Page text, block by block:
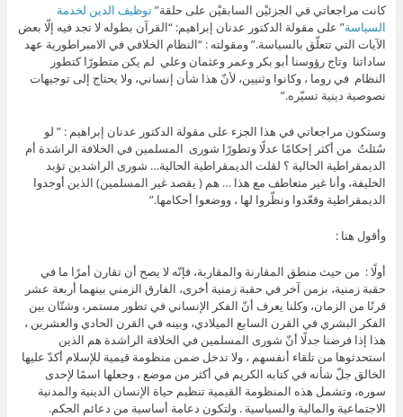
كانت مراجعاتي في الجزئيْن السابقيْن على حلقة”توظيف الدين لخدمة
السياسة” على مقولة الدكتور عدنان إبراهيم: “القرآن بطوله لا تجد فيه إلّا بعض
الآيات التي تتعلّق بالسياسة.” ومقولته : “النظام الخلافي في الامبراطورية عهد
ساداتنا وتاج رؤوسنا أبو بكر وعمر وعثمان وعلي لم يكن متطورًا كتطور
النظام في روما ، وكانوا وثنيين، لأنّ هذا شأن إنساني، ولا يحتاج إلى توجيهات
نصوصية دينية تسيّره.”
وستكون مراجعاتي في هذا الجزء على مقولة الدكتور عدنان إبراهيم : ” لو
سُئلتُ من أكثر إحكامًا عدلًا وتطورًا شورى المسلمين في الخلافة الراشدة أم
الديمقراطية الحالية ؟ لقلت الديمقراطية الحالية… شورى الراشدين تؤبد
الخليفة، وأنا غير متعاطف مع هذا … هم ( يقصد غير المسلمين) الذين أوجدوا
الديمقراطية وقعّدوا ونظّروا لها ، ووضعوا أحكامها.”
وأقول هنا :
أولًا : من حيث منطق المقارنة والمقاربة، فإنّه لا يصح أن تقارن أمرًا ما في
حقبة زمنية، بزمن آخر في حقبة زمنية أخرى، الفارق الزمني بينهما أربعة عشر
قرنًا من الزمان، وكلنا يعرف أنّ الفكر الإنساني في تطور مستمر، وشتّان بين
الفكر البشري في القرن السابع الميلادي، وبينه في القرن الحادي والعشرين ،
هذا إذا فرضنا جدلًا أنّ شورى المسلمين في الخلافة الراشدة هم الذين
استحدثوها من تلقاء أنفسهم ، ولا تدخل ضمن منظومة قيمية للإسلام أكدّ عليها
الخالق جلّ شأنه في كتابه الكريم في أكثر من موضع ، وجعلها اسمًا لإحدى
سوره، وتشمل هذه المنظومة القيمية تنظيم حياة الإنسان الدينية والمدنية
الاجتماعية والمالية والسياسية . ولتكون دعامة أساسية من دعائم الحكم.